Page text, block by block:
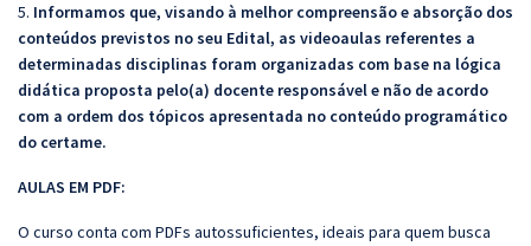
5. Informamos que, visando à melhor compreensão e absorção dos
conteúdos previstos no seu Edital, as videoaulas referentes a
determinadas disciplinas foram organizadas com base na lógica
didática proposta pelo(a) docente responsável e não de acordo
com a ordem dos tópicos apresentada no conteúdo programático
do certame.
AULAS EM PDF:
O curso conta com PDFs autossuficientes, ideais para quem busca